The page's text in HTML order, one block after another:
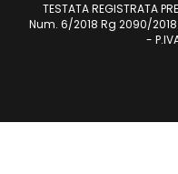
TESTATA REGISTRATA
Num. 6/2018 Rg 2090/
-